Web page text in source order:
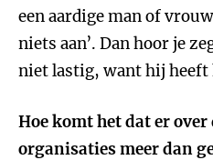
een aardige man of
niets aan’. Dan hoor je
niet lastig, want hij heeft
Hoe komt het dat er
organisaties meer dan